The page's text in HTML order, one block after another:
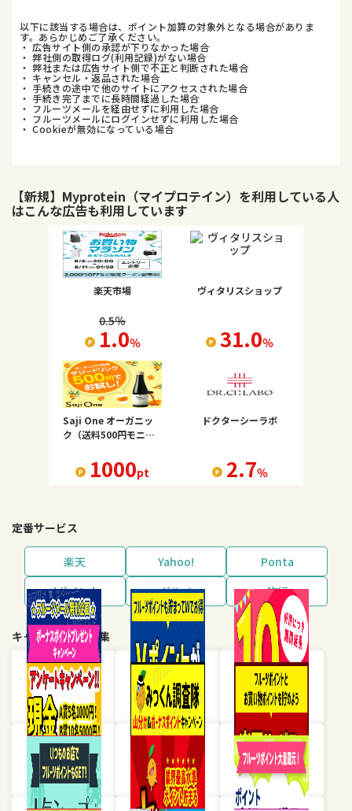
以下に該当する場合は、ポイント加算の対象外となる場合がありま
す。あらかじめご了承ください。
・ 広告サイト側の承認が下りなかった場合
・ 弊社側の取得ログ(利用記録)がない場合
・ 弊社または広告サイト側で不正と判断された場合
・ キャンセル・返品された場合
・ 手続きの途中で他のサイトにアクセスされた場合
・ 手続き完了までに長時間経過した場合
・ フルーツメールを経由せずに利用した場合
・ フルーツメールにログインせずに利用した場合
・ Cookieが無効になっている場合
【新規】Myprotein（マイプロテイン） を利用している人
はこんな広告も利用しています
楽天市場
0.5％
1.0％
ヴィタリスショップ
31.0％
Saji One オーガニッ
ク（送料500円モニタ
1000pt
ドクターシーラボ
2.7％
定番サービス
楽天 Yahoo!
Ponta
dポイント
グルメ 旅行
キャンペーン・特集